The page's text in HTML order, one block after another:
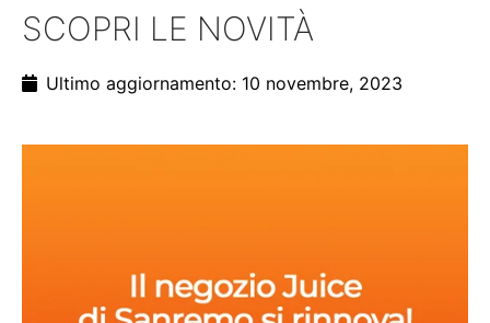
SCOPRI LE NOVITÀ
Ultimo aggiornamento: 10 novembre, 2023